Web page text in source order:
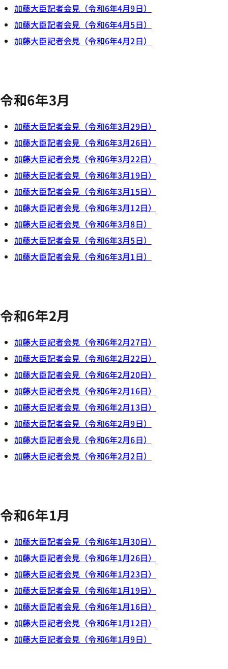
加藤大臣記者会見（令和6年4月9日）
加藤大臣記者会見（令和6年4月5日）
加藤大臣記者会見（令和6年4月2日）
令和6年3月
加藤大臣記者会見（令和6年3月29日）
加藤大臣記者会見（令和6年3月26日）
加藤大臣記者会見（令和6年3月22日）
加藤大臣記者会見（令和6年3月19日）
加藤大臣記者会見（令和6年3月15日）
加藤大臣記者会見（令和6年3月12日）
加藤大臣記者会見（令和6年3月8日）
加藤大臣記者会見（令和6年3月5日）
加藤大臣記者会見（令和6年3月1日）
令和6年2月
加藤大臣記者会見（令和6年2月27日）
加藤大臣記者会見（令和6年2月22日）
加藤大臣記者会見（令和6年2月20日）
加藤大臣記者会見（令和6年2月16日）
加藤大臣記者会見（令和6年2月13日）
加藤大臣記者会見（令和6年2月9日）
加藤大臣記者会見（令和6年2月6日）
加藤大臣記者会見（令和6年2月2日）
令和6年1月
加藤大臣記者会見（令和6年1月30日）
加藤大臣記者会見（令和6年1月26日）
加藤大臣記者会見（令和6年1月23日）
加藤大臣記者会見（令和6年1月19日）
加藤大臣記者会見（令和6年1月16日）
加藤大臣記者会見（令和6年1月12日）
加藤大臣記者会見（令和6年1月9日）